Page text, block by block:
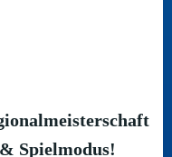
Spielmodus!